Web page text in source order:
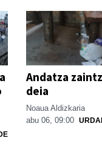
Andatza
deia
Noaua Aldizkaria
abu 06, 09:00